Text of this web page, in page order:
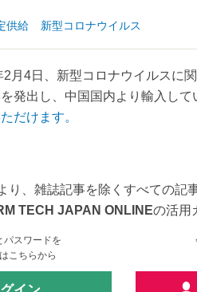
供給 新型コロナウイルス
4日、新型コロナウイルスに
発出し、中国国内より輸入し
だけます。
り、雑誌記事を除くすべての記
TECH JAPAN ONLINEの活用
パスワードを
こちらから